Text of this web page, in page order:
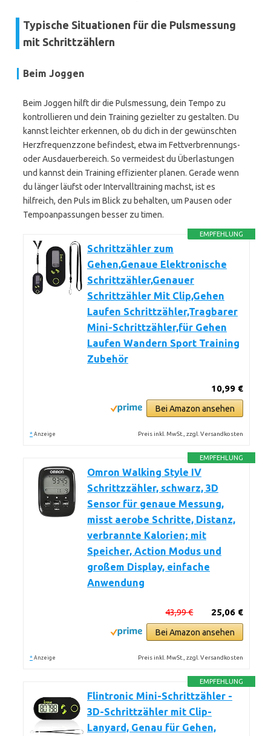
Typische Situationen für die Pulsmessung
mit Schrittzählern
Beim Joggen
Beim Joggen hilft dir die Pulsmessung, dein Tempo zu
kontrollieren und dein Training gezielter zu gestalten. Du
kannst leichter erkennen, ob du dich in der gewünschten
Herzfrequenzzone befindest, etwa im Fettverbrennungs-
oder Ausdauerbereich. So vermeidest du Überlastungen
und kannst dein Training effizienter planen. Gerade wenn
du länger läufst oder Intervalltraining machst, ist es
hilfreich, den Puls im Blick zu behalten, um Pausen oder
Tempoanpassungen besser zu timen.
EMPFEHLUNG
Schrittzähler zum
Gehen,Genaue Elektronische
Schrittzähler,Genauer
Schrittzähler Mit Clip,Gehen
Laufen Schrittzähler,Tragbarer
Mini-Schrittzähler,für Gehen
Laufen Wandern Sport Training
Zubehör
10,99 €
Bei Amazon ansehen
* Anzeige Preis inkl. MwSt., zzgl. Versandkosten
EMPFEHLUNG
Omron Walking Style IV
Schrittzzähler, schwarz, 3D
Sensor für genaue Messung,
misst aerobe Schritte, Distanz,
verbrannte Kalorien; mit
Speicher, Action Modus und
großem Display, einfache
Anwendung
25,06 €
43,99 €
Bei Amazon ansehen
* Anzeige Preis inkl. MwSt., zzgl. Versandkosten
EMPFEHLUNG
Flintronic Mini-Schrittzähler -
3D-Schrittzähler mit Clip-
Lanyard, Genau für Gehen,